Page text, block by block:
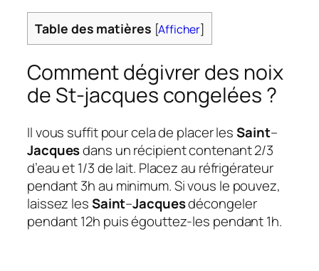
Table des matières [Afficher]
Comment dégivrer des noix
de St-jacques congelées ?
Il vous suffit pour cela de placer lesSaint–
Jacquesdans un récipient contenant 2/3
d’eau et 1/3 de lait. Placez au réfrigérateur
pendant 3h au minimum. Si vous le pouvez,
laissez lesSaint–Jacquesdécongeler
pendant 12h puis égouttez-les pendant 1h.